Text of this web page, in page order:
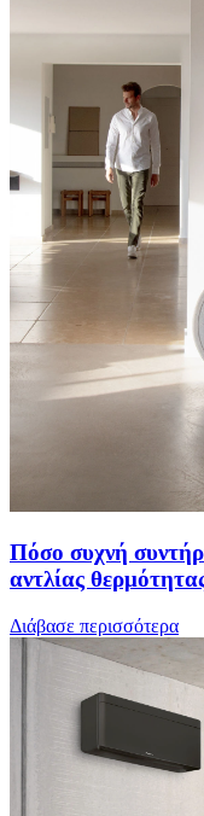
Πόσο συχνή
αντλίας
Διάβασε περισσότερα